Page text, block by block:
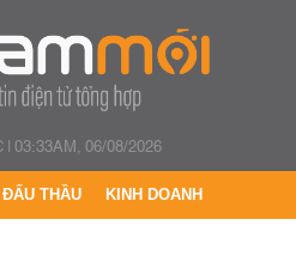
|03:33AM, 06/08/2026
THẦU KINH DOANH